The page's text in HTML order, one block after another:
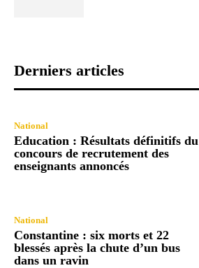
Derniers articles
National
Education : Résultats définitifs du
concours de recrutement des
enseignants annoncés
National
Constantine : six morts et 22
blessés après la chute d’un bus
dans un ravin